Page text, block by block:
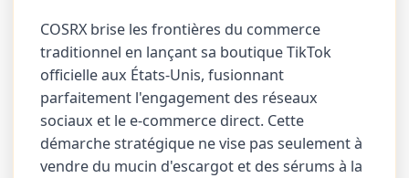
COSRX brise les frontières du commerce
traditionnel en lançant sa boutique TikTok
officielle aux États-Unis, fusionnant
parfaitement l'engagement des réseaux
sociaux et le e-commerce direct. Cette
démarche stratégique ne vise pas seulement à
vendre du mucin d'escargot et des sérums à la